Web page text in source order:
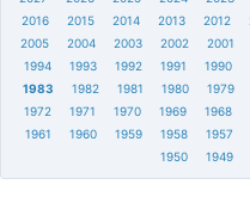
2016
2015 2014 2013 2012
2005
2004 2003 2002 2001
1994
1993 1992 1991 1990
1983
1982 1981 1980 1979
1972
1971 1970 1969 1968
1961
1960 1959 1958 1957
1950
1949